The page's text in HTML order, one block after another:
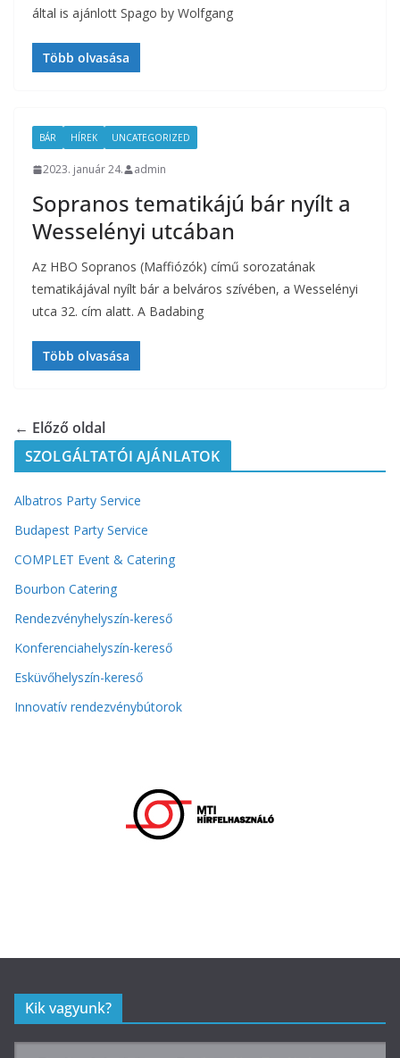
által is ajánlott Spago by Wolfgang
Több olvasása
BÁR HÍREK UNCATEGORIZED
2023. január 24. admin
Sopranos tematikájú bár nyílt a
Wesselényi utcában
Az HBO Sopranos (Maffiózók) című sorozatának
tematikájával nyílt bár a belváros szívében, a Wesselényi
utca 32. cím alatt. A Badabing
Több olvasása
← Előző oldal
SZOLGÁLTATÓI AJÁNLATOK
Albatros Party Service
Budapest Party Service
COMPLET Event & Catering
Bourbon Catering
Rendezvényhelyszín-kereső
Konferenciahelyszín-kereső
Esküvőhelyszín-kereső
Innovatív rendezvénybútorok
Kik vagyunk?